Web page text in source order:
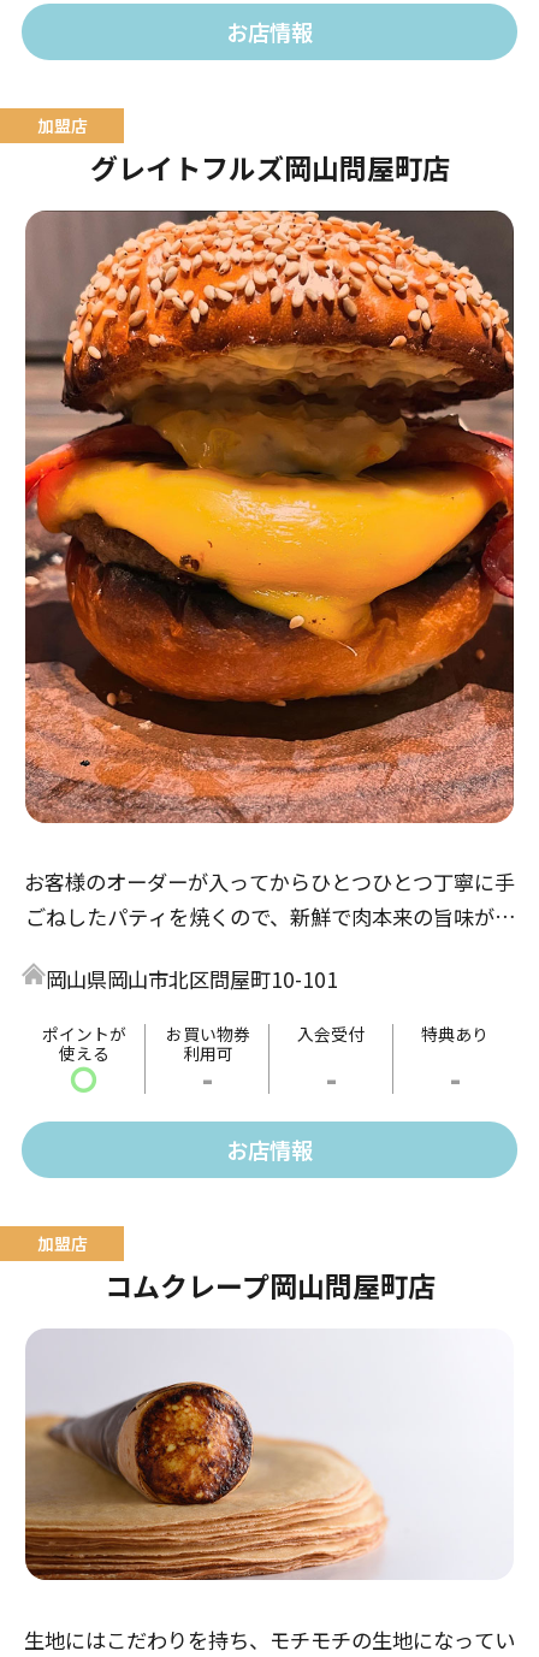
お店情報
グレイトフルズ岡山問屋町店
お客様のオーダーが入ってからひとつひとつ丁寧に手
ごねしたパティを焼くので、新鮮で肉本来の旨味が楽
バーガーだけでなく、多彩なプレートメニューも人気
です！
テラス席では手ぶらでBBQもお楽しみいただけます。
テラスはワンちゃんもOK！
岡山県岡山市北区問屋町10-101
ポイントが
使える
〇
お買い物券
利用可
-
入会受付
-
特典あり
-
お店情報
コムクレープ岡山問屋町店
生地にはこだわりを持ち、モチモチの生地になってい